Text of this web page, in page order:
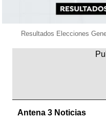
Resultados Elecciones
Antena 3 Noticias